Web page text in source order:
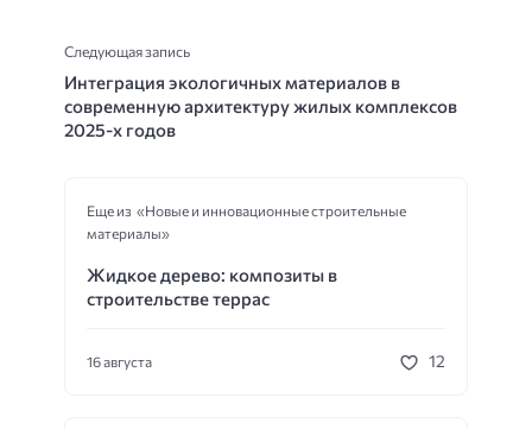
Следующая запись
Интеграция экологичных материалов в
современную архитектуру жилых комплексов
2025-х годов
Еще из «Новые и инновационные строительные
материалы»
Жидкое дерево: композиты в
строительстве террас
16 августа 12